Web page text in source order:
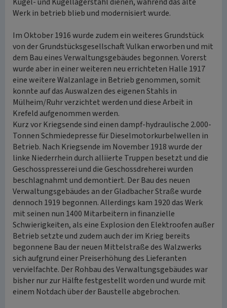
Werk in betrieb blieb und modernisiert wurde.
Im Oktober 1916 wurde zudem ein weiteres Grundstück
von der Grundstücksgesellschaft Vulkan erworben und mit
dem Bau eines Verwaltungsgebäudes begonnen. Vorerst
wurde aber in einer weiteren neu errichteten Halle 1917
eine weitere Walzanlage in Betrieb genommen, somit
konnte auf das Auswalzen des eigenen Stahls in
Mülheim/Ruhr verzichtet werden und diese Arbeit in
Krefeld aufgenommen werden.
Kurz vor Kriegsende sind einen dampf-hydraulische 2.000-
Tonnen Schmiedepresse für Dieselmotorkurbelwellen in
Betrieb. Nach Kriegsende im November 1918 wurde der
linke Niederrhein durch alliierte Truppen besetzt und die
Geschosspresserei und die Geschossdreherei wurden
beschlagnahmt und demontiert. Der Bau des neuen
Verwaltungsgebäudes an der Gladbacher Straße wurde
dennoch 1919 begonnen. Allerdings kam 1920 das Werk
mit seinen nun 1400 Mitarbeitern in finanzielle
Schwierigkeiten, als eine Explosion den Elektroofen außer
Betrieb setzte und zudem auch der im Krieg bereits
begonnene Bau der neuen Mittelstraße des Walzwerks
sich aufgrund einer Preiserhöhung des Lieferanten
vervielfachte. Der Rohbau des Verwaltungsgebäudes war
bisher nur zur Hälfte festgestellt worden und wurde mit
einem Notdach über der Baustelle abgebrochen.